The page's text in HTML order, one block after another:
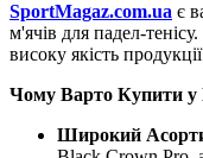
SportMagaz.com.ua є
м'ячів для падел-
високу якість
Чому Варто Купити у
Широкий